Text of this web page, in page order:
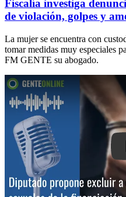
Fiscalía investiga
de violación, golpes y
La mujer se encuentra con
tomar medidas muy especiales
FM GENTE su abogado.